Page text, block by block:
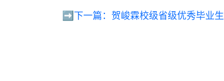
➡️下一篇： 贺峻霖校级省级优秀毕业生